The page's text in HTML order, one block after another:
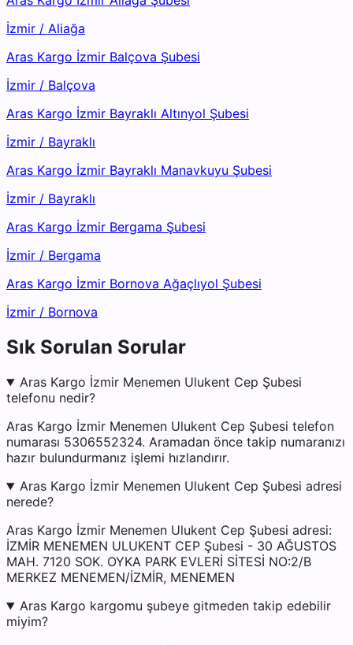
İzmir / Aliağa
Aras Kargo İzmir Balçova Şubesi
İzmir / Balçova
Aras Kargo İzmir Bayraklı Altınyol Şubesi
İzmir / Bayraklı
Aras Kargo İzmir Bayraklı Manavkuyu Şubesi
İzmir / Bayraklı
Aras Kargo İzmir Bergama Şubesi
İzmir / Bergama
Aras Kargo İzmir Bornova Ağaçlıyol Şubesi
İzmir / Bornova
Sık Sorulan Sorular
Aras Kargo İzmir Menemen Ulukent Cep Şubesi
telefonu nedir?
Aras Kargo İzmir Menemen Ulukent Cep Şubesi telefon
numarası 5306552324. Aramadan önce takip numaranızı
hazır bulundurmanız işlemi hızlandırır.
Aras Kargo İzmir Menemen Ulukent Cep Şubesi adresi
nerede?
Aras Kargo İzmir Menemen Ulukent Cep Şubesi adresi:
İZMİR MENEMEN ULUKENT CEP Şubesi - 30 AĞUSTOS
MAH. 7120 SOK. OYKA PARK EVLERİ SİTESİ NO:2/B
MERKEZ MENEMEN/İZMİR, MENEMEN
Aras Kargo kargomu şubeye gitmeden takip edebilir
miyim?